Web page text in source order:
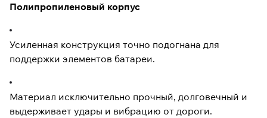
Полипропиленовый корпус
Усиленная конструкция точно подогнана для
поддержки элементов батареи.
Материал исключительно прочный, долговечный и
выдерживает удары и вибрацию от дороги.